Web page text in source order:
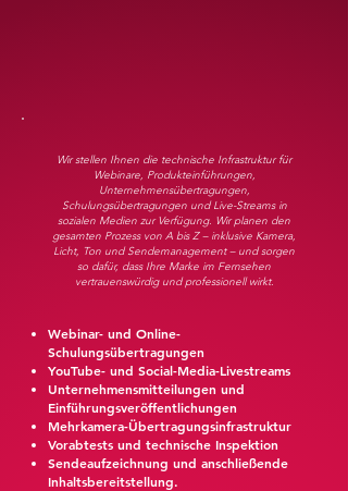
Wir stellen Ihnen die technische Infrastruktur für
Webinare, Produkteinführungen,
Unternehmensübertragungen,
Schulungsübertragungen und Live-Streams in
sozialen Medien zur Verfügung. Wir planen den
gesamten Prozess von A bis Z – inklusive Kamera,
Licht, Ton und Sendemanagement – und sorgen
so dafür, dass Ihre Marke im Fernsehen
vertrauenswürdig und professionell wirkt.
Webinar- und Online-
Schulungsübertragungen
YouTube- und Social-Media-Livestreams
Unternehmensmitteilungen und
Einführungsveröffentlichungen
Mehrkamera-Übertragungsinfrastruktur
Vorabtests und technische Inspektion
Sendeaufzeichnung und anschließende
Inhaltsbereitstellung.